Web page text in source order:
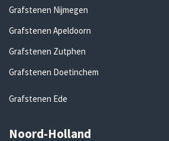
Grafstenen Nijmegen
Grafstenen Apeldoorn
Grafstenen Zutphen
Grafstenen Doetinchem
Grafstenen Ede
Noord-Holland